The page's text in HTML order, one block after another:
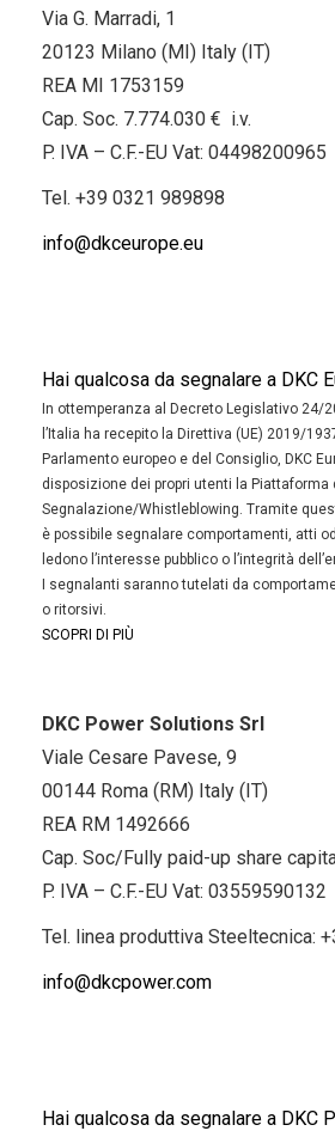
Via G. Marradi, 1
20123 Milano (MI) Italy (IT)
REA MI 1753159
Cap. Soc. 7.774.030 € i.v.
P. IVA – C.F.-EU Vat: 04498200965
Tel. +39 0321 989898
info@dkceurope.eu
Hai qualcosa da segnalare a DKC
In ottemperanza al Decreto Legislativo 24/
l’Italia ha recepito la Direttiva (UE) 2019/
Parlamento europeo e del Consiglio, DKC
disposizione dei propri utenti la Piattaforma
Segnalazione/Whistleblowing. Tramite
è possibile segnalare comportamenti, atti
ledono l’interesse pubblico o l’integrità
I segnalanti saranno tutelati da
o ritorsivi.
SCOPRI DI PIÙ
DKC Power Solutions Srl
Viale Cesare Pavese, 9
00144 Roma (RM) Italy (IT)
REA RM 1492666
Cap. Soc/Fully paid-up share
P. IVA – C.F.-EU Vat: 03559590132
Tel. linea produttiva Steeltecnica:
info@dkcpower.com
Hai qualcosa da segnalare a DKC